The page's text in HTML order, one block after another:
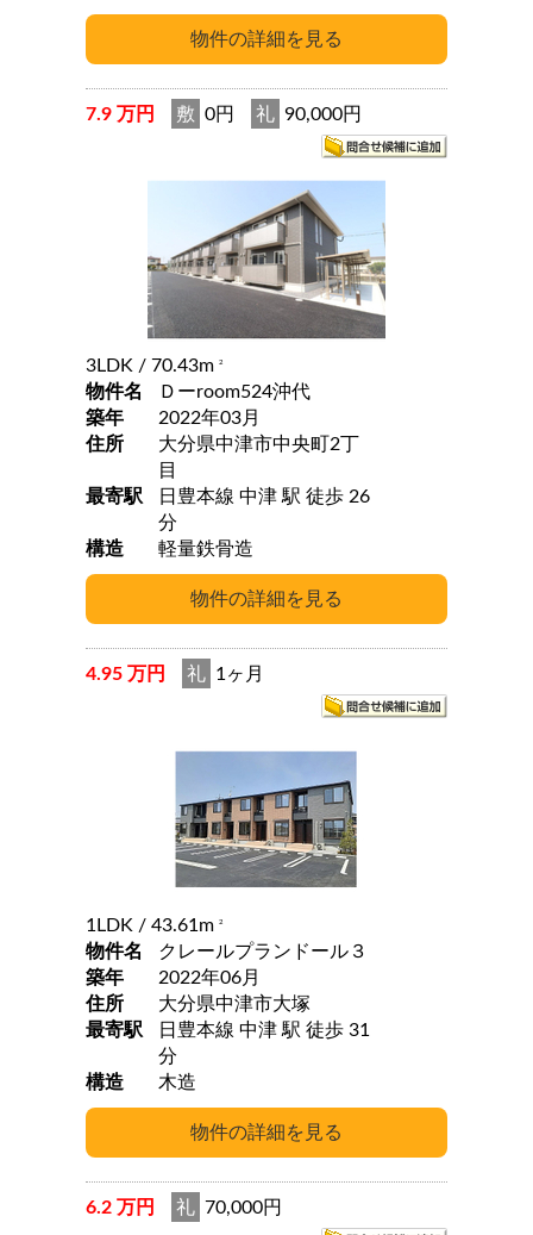
7.9 万円 敷 0円 礼 90,000円
3LDK / 70.43m 2
物件名
Ｄーroom524沖代
築年
2022年03月
住所
大分県中津市中央町2丁
目
最寄駅
日豊本線 中津 駅 徒歩 26
分
構造
軽量鉄骨造
4.95 万円 礼 1ヶ月
1LDK / 43.61m 2
物件名
クレールプランドール３
築年
2022年06月
住所
大分県中津市大塚
最寄駅
日豊本線 中津 駅 徒歩 31
分
構造
木造
6.2 万円 礼 70,000円